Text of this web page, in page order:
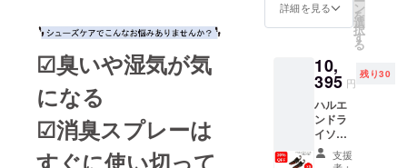
☑臭いや湿気が気
になる
☑消臭スプレーは
すぐに使い切って
詳細を見る ン
を
選
択
す
る
10,
395 円
残り30
ハルエ
ンドラ
イソー
ル×5箱
（2個入
支援